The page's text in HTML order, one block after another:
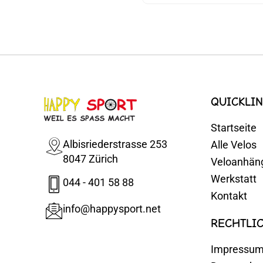
Albisriederstrasse 253
8047 Zürich
044 - 401 58 88
info@happysport.net
Startseite
Alle Velos
Werkstatt
Kontakt
Impressum